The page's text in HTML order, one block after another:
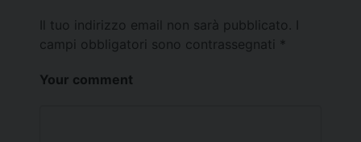
Il tuo indirizzo email non sarà pubblicato.
campi obbligatori sono contrassegnati *
Your comment